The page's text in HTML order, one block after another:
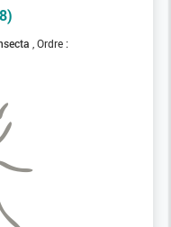
Ordre :